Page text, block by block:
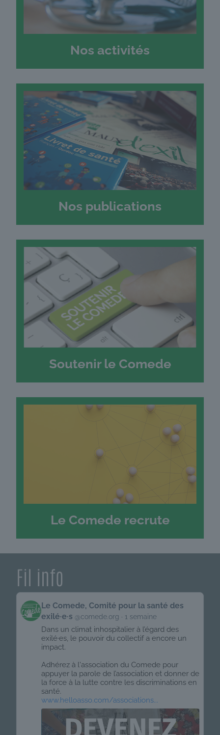
Nos activités
Nos publications
Soutenir le Comede
Le Comede recrute
Fil info
Get
to
this
Le Comede, Comité pour la santé des
exilé·e·s @comede.org 1 semaine
Dans un climat inhospitalier à l’égard des
exilé·es, le pouvoir du collectif a encore un
impact.
Adhérez à l'association du Comede pour
appuyer la parole de l’association et donner de
la force à la lutte contre les discriminations en
santé.
www.helloasso.com/associations...